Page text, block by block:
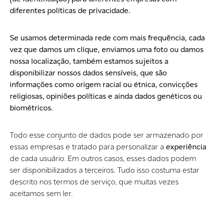
diferentes políticas de privacidade.
Se usamos determinada rede com mais frequência, cada
vez que damos um clique, enviamos uma foto ou damos
nossa localização, também estamos sujeitos a
disponibilizar nossos dados sensíveis, que são
informações como origem racial ou étnica, convicções
religiosas, opiniões políticas e ainda dados genéticos ou
biométricos.
Todo esse conjunto de dados pode ser armazenado por
essas empresas e tratado para personalizar a experiência
de cada usuário. Em outros casos, esses dados podem
ser disponibilizados a terceiros. Tudo isso costuma estar
descrito nos termos de serviço, que muitas vezes
aceitamos sem ler.